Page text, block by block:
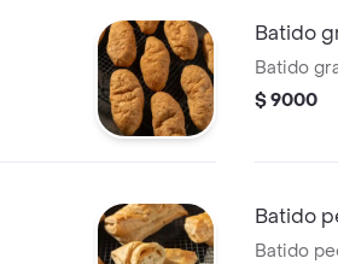
Batido
Batido
$ 9000
Batido
Batido